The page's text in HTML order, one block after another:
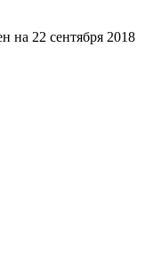
на 22 сентября 2018